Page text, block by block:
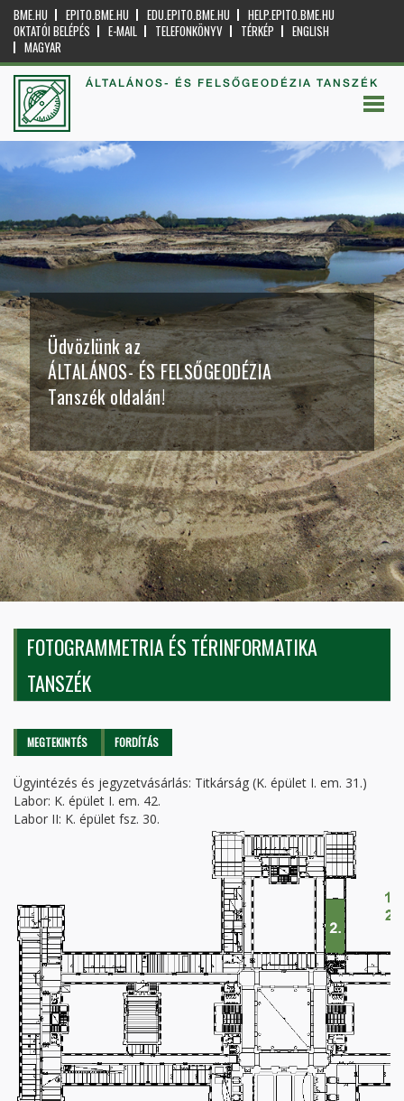
BME.HU EPITO.BME.HU EDU.EPITO.BME.HU
HELP.EPITO.BME.HU
OKTATÓI BELÉPÉS
E-MAIL TELEFONKÖNYV TÉRKÉP
ENGLISH
MAGYAR
ÁLTALÁNOS- ÉS FELSŐGEODÉZIA TANSZÉK
Üdvözlünk az
ÁLTALÁNOS- ÉS FELSŐGEODÉZIA
Tanszék oldalán!
FOTOGRAMMETRIA ÉS TÉRINFORMATIKA
TANSZÉK
Elsődleges fülek
MEGTEKINTÉS (AKTÍVFORDÍTÁS
Ügyintézés és jegyzetvásárlás: Titkárság (K. épület I. em. 31.)
Labor: K. épület I. em. 42.
Labor II: K. épület fsz. 30.